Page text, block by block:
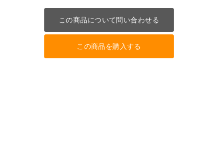
この商品について問い合わせる
この商品を購入する